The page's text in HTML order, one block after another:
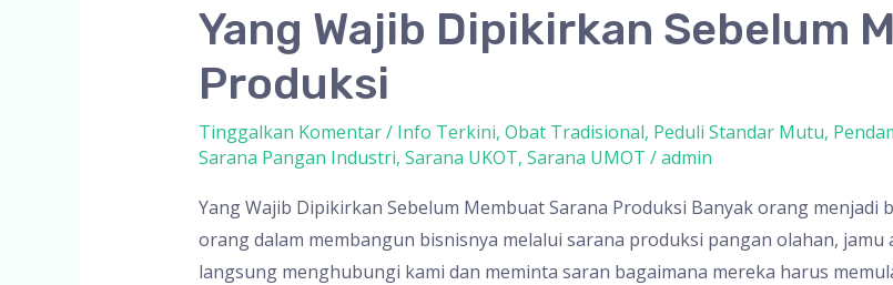
Yang Wajib Dipikirkan Sebelum
Produksi
Tinggalkan Komentar/ Info Terkini, Obat Tradisional, Peduli Standar Mutu,
Sarana Pangan Industri, Sarana UKOT, Sarana UMOT /admin
Yang Wajib Dipikirkan Sebelum Membuat Sarana Produksi Banyak orang menjadi
orang dalam membangun bisnisnya melalui sarana produksi pangan olahan,
langsung menghubungi kami dan meminta saran bagaimana mereka harus